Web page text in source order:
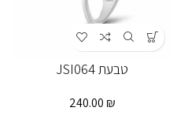
טבעת JSI064
240.00 ₪